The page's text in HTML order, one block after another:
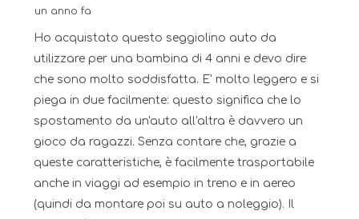
un anno fa
Ho acquistato questo seggiolino auto da
utilizzare per una bambina di 4 anni e devo dire
che sono molto soddisfatta. E' molto leggero e si
piega in due facilmente: questo significa che lo
spostamento da un'auto all'altra è davvero un
gioco da ragazzi. Senza contare che, grazie a
queste caratteristiche, è facilmente trasportabile
anche in viaggi ad esempio in treno e in aereo
(quindi da montare poi su auto a noleggio). Il